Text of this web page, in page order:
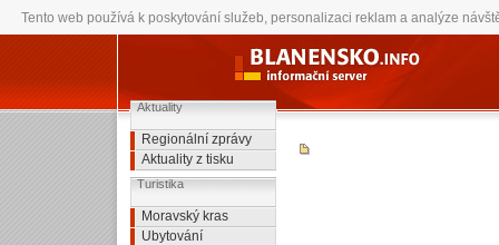
Tento web používá k poskytování služeb, personalizaci reklam a analýze
{*hlaska kvuli adSense staticka verye je v souboru cz.js v /js/cz.js na poslat-
Dnes je sobota 8.8.2026 a svátek má Soběslav
Aktuality
Regionální zprávy
Aktuality z tisku
Turistika
Moravský kras
Ubytování